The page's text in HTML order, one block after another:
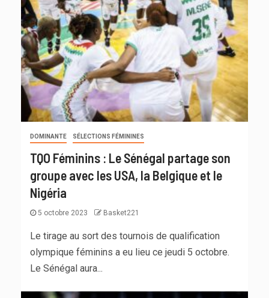
DOMINANTE SÉLECTIONS FÉMININES
TQO Féminins : Le Sénégal partage son
groupe avec les USA, la Belgique et le
Nigéria
5 octobre 2023 Basket221
Le tirage au sort des tournois de qualification
olympique féminins a eu lieu ce jeudi 5 octobre.
Le Sénégal aura...